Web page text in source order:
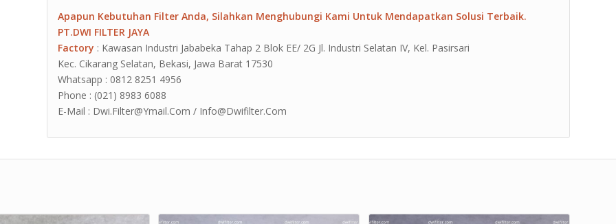
Apapun Kebutuhan Filter Anda, Silahkan Menghubungi Kami Untuk Mendapatkan Solusi Terbaik.
PT.DWI FILTER JAYA
Factory : Kawasan Industri Jababeka Tahap 2 Blok EE/ 2G Jl. Industri Selatan IV, Kel. Pasirsari
Kec. Cikarang Selatan, Bekasi, Jawa Barat 17530
Whatsapp : 0812 8251 4956
Phone : (021) 8983 6088
E-Mail : Dwi.Filter@Ymail.Com / Info@Dwifilter.Com